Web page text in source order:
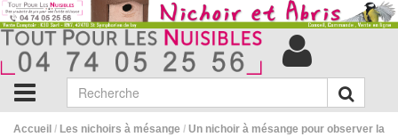
Accueil / Les nichoirs à mésange / Un nichoir à mésange pour observer la